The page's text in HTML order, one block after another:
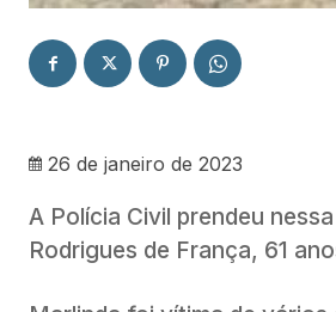
26 de janeiro de 2023
A Polícia Civil prendeu
Rodrigues de França, 61